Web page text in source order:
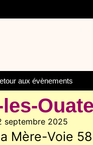
aux évènements
septembre 2025
Mère-Voie